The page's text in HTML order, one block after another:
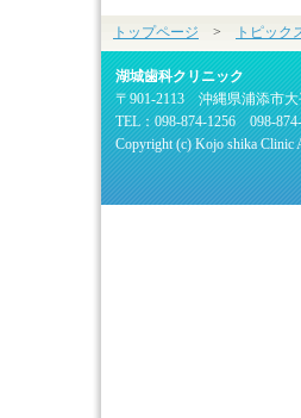
トップページ > トピック
湖城歯科クリニック
〒901-2113 沖縄県浦添市大
TEL：098-874-1256 098-
Copyright (c) Kojo shika Clinic